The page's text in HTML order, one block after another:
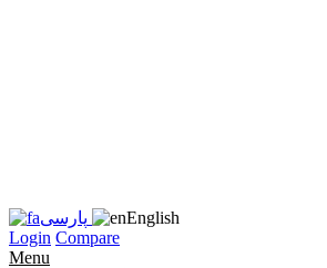
پارسی
English
Login Compare
Menu